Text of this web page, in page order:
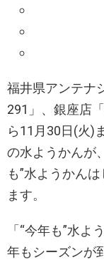
福井県アンテナ
291」、銀座店
ら11月30日(火)
の水ようかんが
も”水ようかん
ます。
「“今年も”水
年もシーズンが